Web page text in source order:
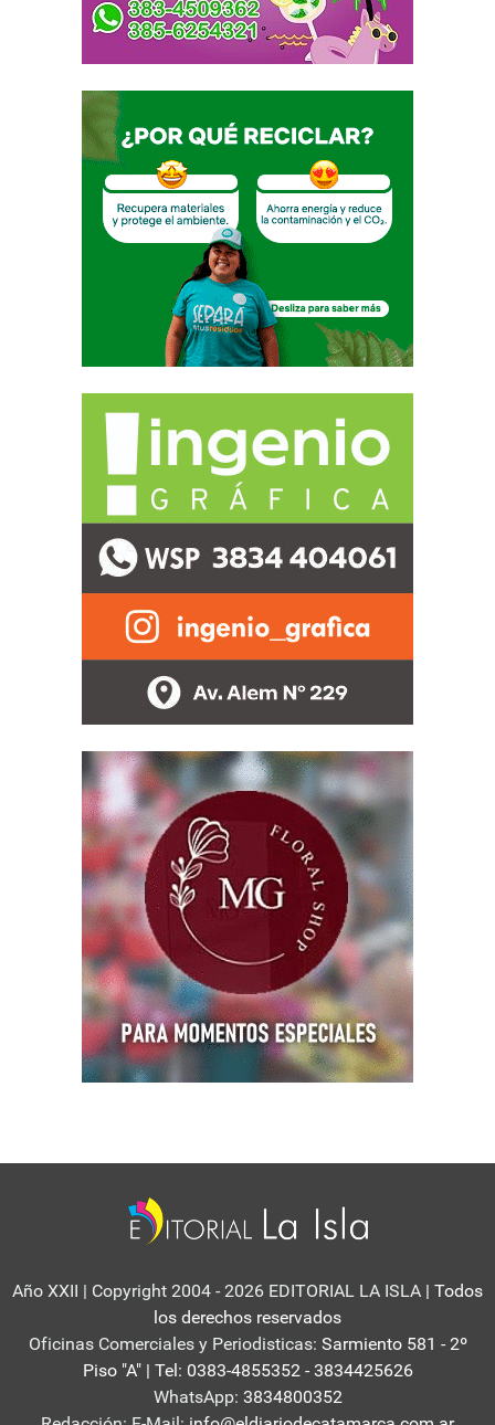
Año XXII | Copyright 2004 - 2026 EDITORIAL LA ISLA | Todos
los derechos reservados
Oficinas Comerciales y Periodisticas: Sarmiento 581 - 2º
Piso "A" | Tel: 0383-4855352 - 3834425626
WhatsApp: 3834800352